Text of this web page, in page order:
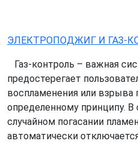
ЭЛЕКТРОПОДЖИГ И ГАЗ-
Газ-контроль – важная
предостерегает
воспламенения или взрыва
определенному принципу. В
случайном погасании
автоматически